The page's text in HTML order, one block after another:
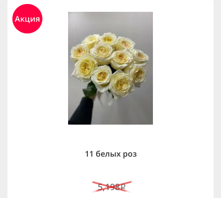
Акция
11 белых роз
5,198i